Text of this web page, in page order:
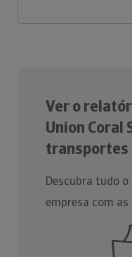
Ver o
Union Coral
transportes
Descubra tudo
empresa com